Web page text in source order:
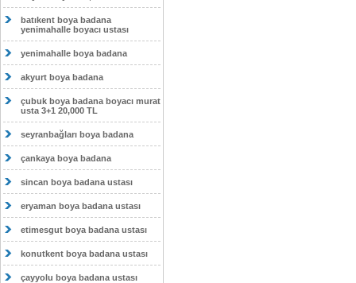
batıkent boya badana
yenimahalle boyacı ustası
yenimahalle boya badana
akyurt boya badana
çubuk boya badana boyacı murat
usta 3+1 20,000 TL
seyranbağları boya badana
çankaya boya badana
sincan boya badana ustası
eryaman boya badana ustası
etimesgut boya badana ustası
konutkent boya badana ustası
çayyolu boya badana ustası